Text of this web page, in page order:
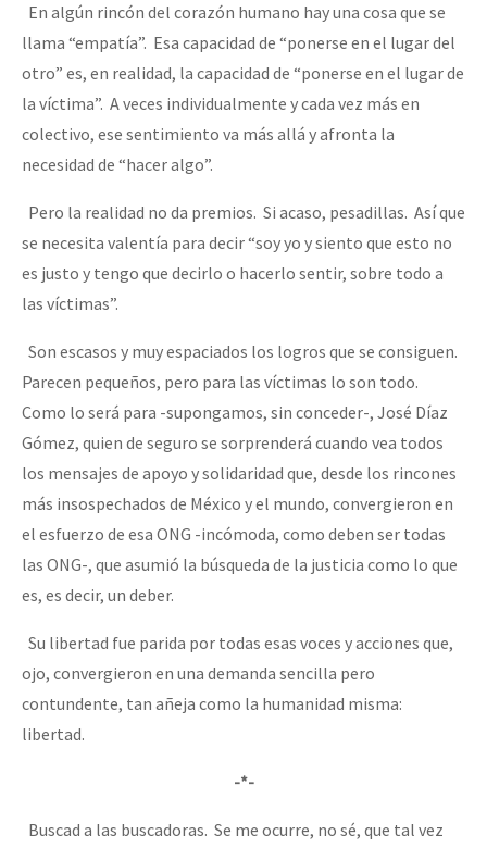
En algún rincón del corazón humano hay una cosa que se
llama “empatía”. Esa capacidad de “ponerse en el lugar del
otro” es, en realidad, la capacidad de “ponerse en el lugar de
la víctima”. A veces individualmente y cada vez más en
colectivo, ese sentimiento va más allá y afronta la
necesidad de “hacer algo”.
Pero la realidad no da premios. Si acaso, pesadillas. Así que
se necesita valentía para decir “soy yo y siento que esto no
es justo y tengo que decirlo o hacerlo sentir, sobre todo a
las víctimas”.
Son escasos y muy espaciados los logros que se consiguen.
Parecen pequeños, pero para las víctimas lo son todo.
Como lo será para -supongamos, sin conceder-, José Díaz
Gómez, quien de seguro se sorprenderá cuando vea todos
los mensajes de apoyo y solidaridad que, desde los rincones
más insospechados de México y el mundo, convergieron en
el esfuerzo de esa ONG -incómoda, como deben ser todas
las ONG-, que asumió la búsqueda de la justicia como lo que
es, es decir, un deber.
Su libertad fue parida por todas esas voces y acciones que,
ojo, convergieron en una demanda sencilla pero
contundente, tan añeja como la humanidad misma:
libertad.
-*-
Buscad a las buscadoras. Se me ocurre, no sé, que tal vez